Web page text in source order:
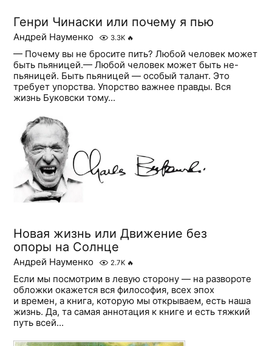
Генри Чинаски или почему я пью
Андрей Науменко 3.3K 🔥
— Почему вы не бросите пить? Любой человек может
быть пьяницей.— Любой человек может быть не-
пьяницей. Быть пьяницей — особый талант. Это
требует упорства. Упорство важнее правды. Вся
жизнь Буковски тому...
Новая жизнь или Движение без
опоры на Солнце
Андрей Науменко 2.7K 🔥
Если мы посмотрим в левую сторону — на развороте
обложки окажется вся философия, всех эпох
и времен, а книга, которую мы открываем, есть наша
жизнь. Да, та самая аннотация к книге и есть тяжкий
путь всей...